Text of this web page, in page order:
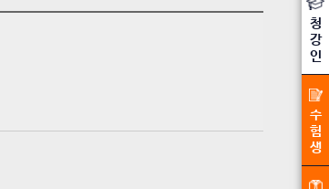
청
강
인
수
험
생